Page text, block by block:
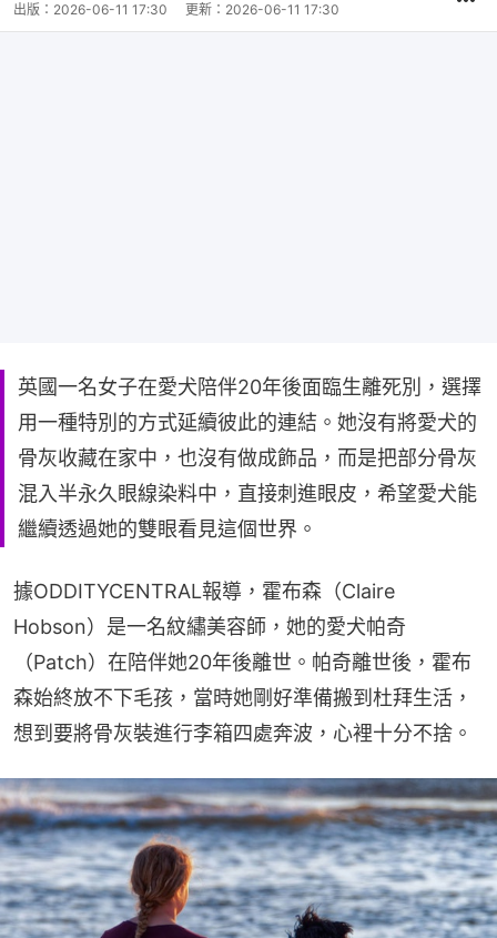
出版： 2026-06-11 17:30 更新： 2026-06-11 17:30
英國一名女子在愛犬陪伴20年後面臨生離死別，選擇
用一種特別的方式延續彼此的連結。她沒有將愛犬的
骨灰收藏在家中，也沒有做成飾品，而是把部分骨灰
混入半永久眼線染料中，直接刺進眼皮，希望愛犬能
繼續透過她的雙眼看見這個世界。
據ODDITYCENTRAL報導，霍布森（Claire
Hobson）是一名紋繡美容師，她的愛犬帕奇
（Patch）在陪伴她20年後離世。帕奇離世後，霍布
森始終放不下毛孩，當時她剛好準備搬到杜拜生活，
想到要將骨灰裝進行李箱四處奔波，心裡十分不捨。